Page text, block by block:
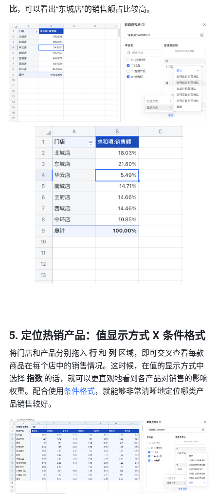
比，可以看出“东城店”的销售额占比较高。
定位热销产品：值显示方式 X 条件格式
将门店和产品分别拖入 行 和 列 区域，即可交叉查看每款
商品在每个店中的销售情况。这时候，在值的显示方式中
选择 指数 的话，就可以更直观地看到各产品对销售的影响
权重。配合使用条件格式，就能够非常清晰地定位哪类产
品销售较好。